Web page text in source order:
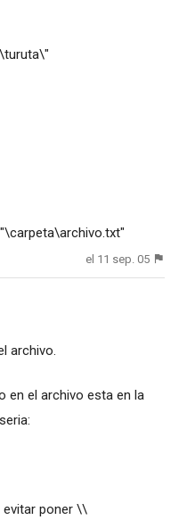
el 11 sep. 05
archivo.
en el archivo esta en la
evitar poner \\